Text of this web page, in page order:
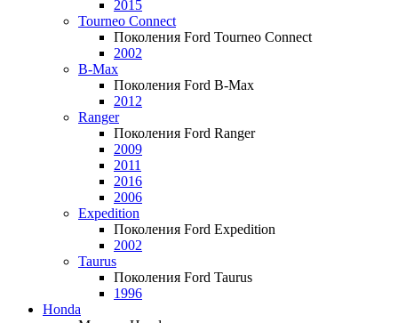
2015
Tourneo Connect
Поколения Ford Tourneo Connect
2002
B-Max
Поколения Ford B-Max
2012
Ranger
Поколения Ford Ranger
2009
2011
2016
2006
Expedition
Поколения Ford Expedition
2002
Taurus
Поколения Ford Taurus
1996
Honda